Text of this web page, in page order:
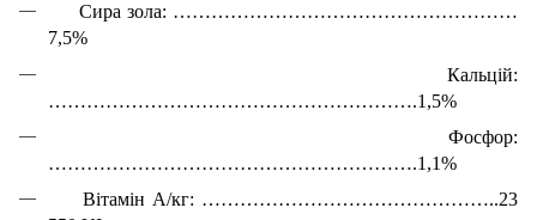
Сира зола: ………………………………………………
7,5%
Кальцій:
………………………………………………….1,5%
Фосфор:
………………………………………………….1,1%
Вітамін А/кг: ………………………………………..23